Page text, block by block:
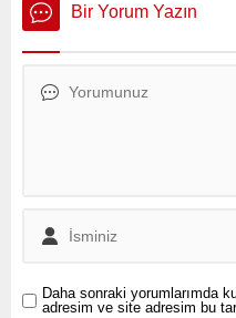
Komisyonu üzerinden
gündeme gelen tartışmalara
ilişkin yazılı açıklama yaptı.
Bir Yorum Yazın
Daha sonraki yorumlarımda
adresim ve site adresim bu